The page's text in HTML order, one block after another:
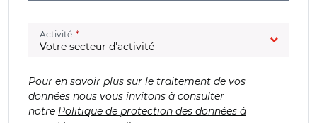
Activité (champ obligatoire)
Pour en savoir plus sur le traitement de vos
données nous vous invitons à consulter
notre Politique de protection des données à